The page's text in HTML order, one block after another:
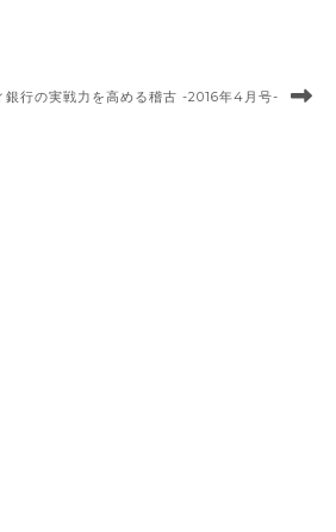
銀行の実戦力を高める稽古 -2016年4月号-